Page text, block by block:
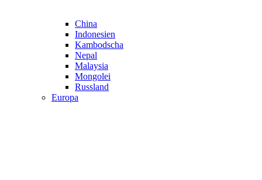
China
Indonesien
Kambodscha
Nepal
Malaysia
Mongolei
Russland
Europa